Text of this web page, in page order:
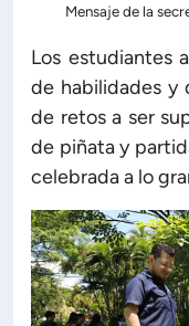
Mensaje de la
Los estudiantes
de habilidades y
de retos a ser
de piñata y
celebrada a lo